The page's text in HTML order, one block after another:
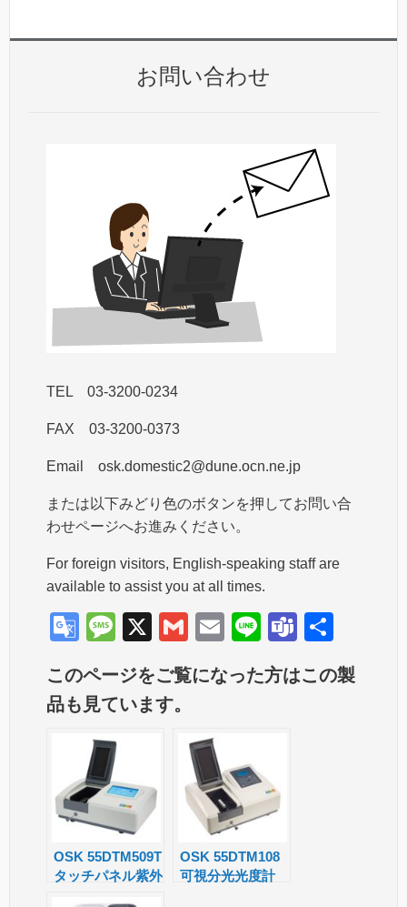
お問い合わせ
TEL 03-3200-0234
FAX 03-3200-0373
Email osk.domestic2@dune.ocn.ne.jp
または以下みどり色のボタンを押してお問い合
わせページへお進みください。
For foreign visitors, English-speaking staff are
available to assist you at all times.
G
o
gl
e
Tr
a
n
sl
at
M
ss
a
g
e
X
G
ail
E
ail
Li
n
e
T
a
有
このページをご覧になった方はこの製
品も見ています。
OSK 55DTM509T
タッチパネル紫外
OSK 55DTM108
可視分光光度計